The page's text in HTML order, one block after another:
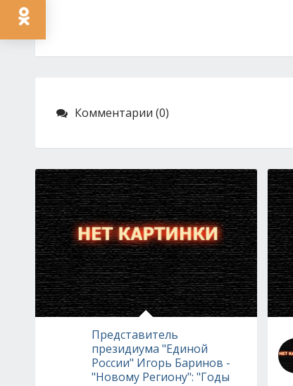
Комментарии (0)
Представитель
президиума "Единой
России" Игорь Баринов -
"Новому Региону": "Годы